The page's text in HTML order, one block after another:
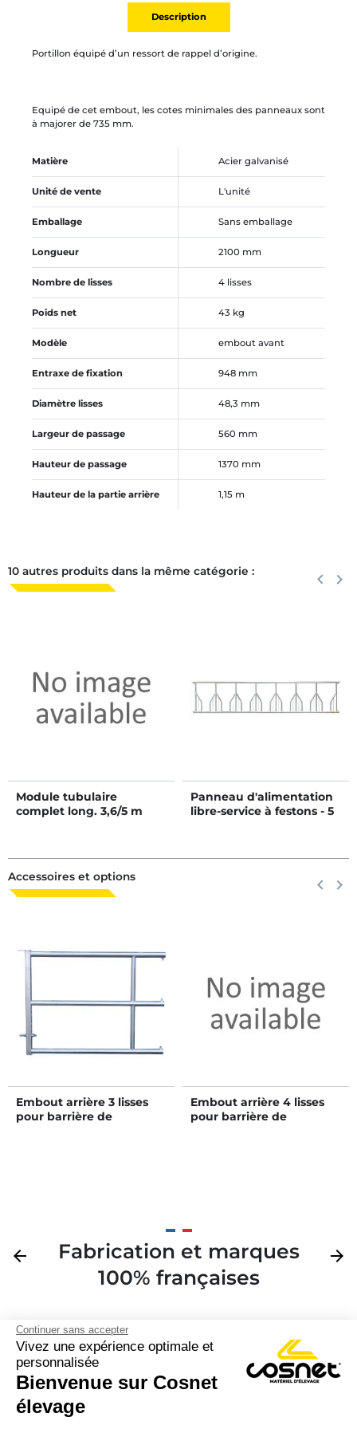
Continuer sans accepter
Vivez une expérience optimale et
personnalisée
Bienvenue sur Cosnet
élevage
Description
Portillon équipé d’un ressort de rappel d’origine.
Equipé de cet embout, les cotes minimales des panneaux sont
à majorer de 735 mm.
Matière Acier galvanisé
Unité de vente L'unité
Emballage Sans emballage
Longueur 2100 mm
Nombre de lisses 4 lisses
Poids net 43 kg
Modèle embout avant
Entraxe de fixation 948 mm
Diamètre lisses 48,3 mm
Largeur de passage 560 mm
Hauteur de passage 1370 mm
Hauteur de la partie arrière 1,15 m
10 autres produits dans la même catégorie : keyboard_arrow_left keyboard_arrow_right
Module tubulaire
complet long. 3,6/5 m
Panneau d'alimentation
libre-service à festons - 5
Accessoires et options keyboard_arrow_left keyboard_arrow_right
Embout arrière 3 lisses
pour barrière de
Embout arrière 4 lisses
pour barrière de
Précédent
arrow_back
Fabrication et marques
100% françaises
arrow_forward